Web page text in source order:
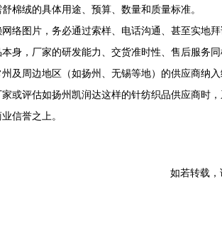
舒棉绒的具体用途、预算、数量和质量标准。
网络图片，务必通过索样、电话沟通、甚至实地拜
本身，厂家的研发能力、交货准时性、售后服务同
州及周边地区（如扬州、无锡等地）的供应商纳
或评估如扬州凯润达这样的针纺织品供应商时
信誉之上。
如若转载